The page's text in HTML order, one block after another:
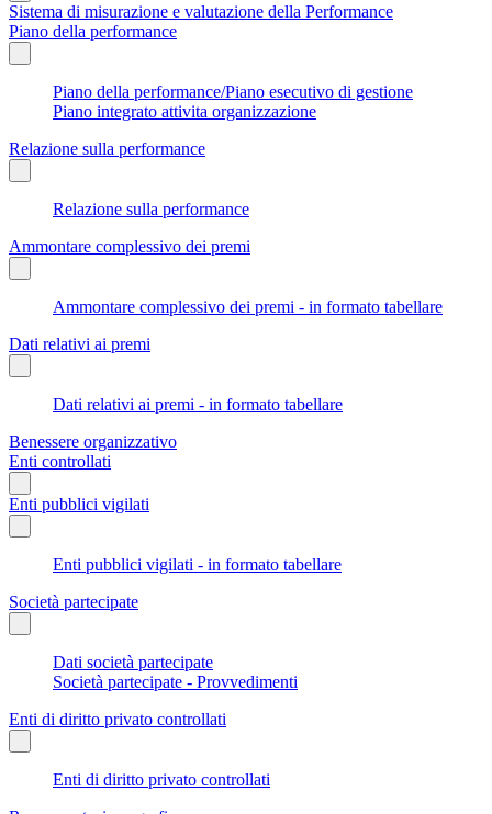
Sistema di misurazione e valutazione della Performance
Piano della performance
Piano della performance/Piano esecutivo di gestione
Piano integrato attivita organizzazione
Relazione sulla performance
Relazione sulla performance
Ammontare complessivo dei premi
Ammontare complessivo dei premi - in formato tabellare
Dati relativi ai premi
Dati relativi ai premi - in formato tabellare
Benessere organizzativo
Enti controllati
Enti pubblici vigilati
Enti pubblici vigilati - in formato tabellare
Società partecipate
Dati società partecipate
Società partecipate - Provvedimenti
Enti di diritto privato controllati
Enti di diritto privato controllati